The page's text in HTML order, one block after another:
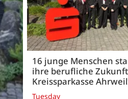
16 junge Menschen
ihre berufliche
Kreissparkasse
Tuesday